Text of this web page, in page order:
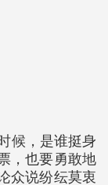
候，是谁挺身
，也要勇敢地
众说纷纭莫衷